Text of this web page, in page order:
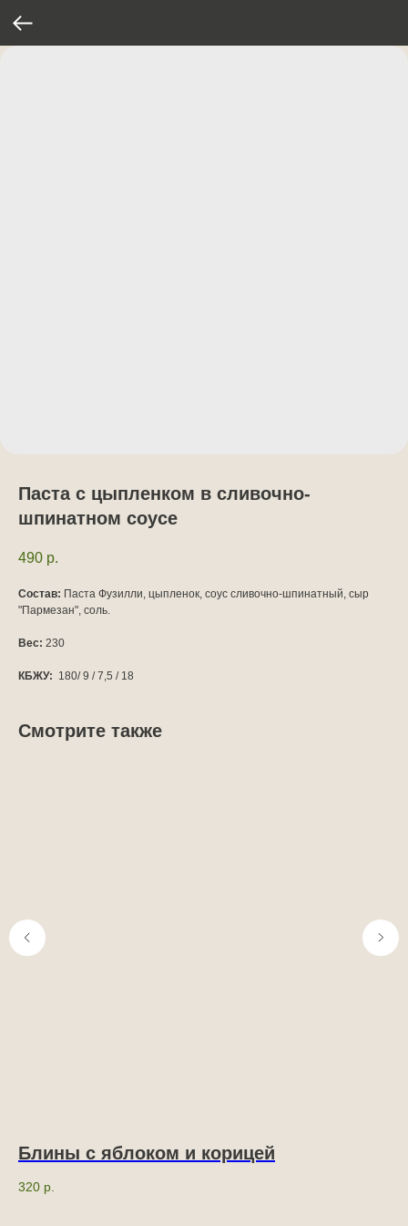
Паста с цыпленком в сливочно-
шпинатном соусе
490 р.
Состав: Паста Фузилли, цыпленок, соус сливочно-шпинатный, сыр
"Пармезан", соль.
Вес: 230
КБЖУ: 180/ 9 / 7,5 / 18
Смотрите также
Блины с яблоком и корицей
320 р.